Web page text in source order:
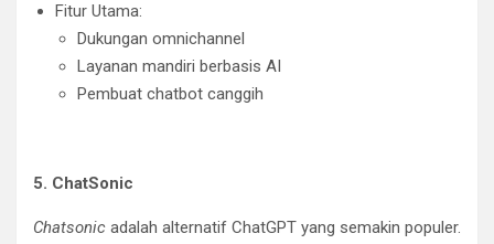
Fitur Utama:
Dukungan omnichannel
Layanan mandiri berbasis AI
Pembuat chatbot canggih
5. ChatSonic
Chatsonic adalah alternatif ChatGPT yang semakin populer.